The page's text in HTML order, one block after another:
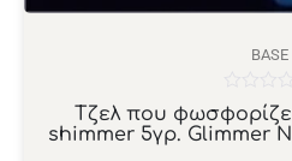
BASE
Τζελ που
shimmer 5γρ. Glimmer
με
0